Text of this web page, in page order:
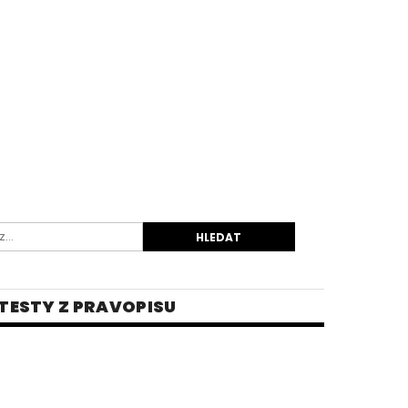
Z PRAVOPISU